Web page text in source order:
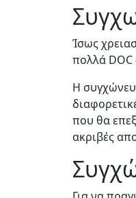
Ίσως
πολλά DOC
Η
που θα
ακριβές